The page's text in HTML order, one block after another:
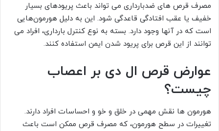
مصرف قرص های ضدبارداری می تواند باعث پریودهای بسیار
خفیف یا عقب افتادگی قاعدگی شود. این به دلیل هورمون‌هایی
است که در آنها وجود دارد. بسته به نوع کنترل بارداری، افراد می
توانند از این قرص برای پریود شدن ایمن استفاده کنند.
عوارض قرص ال دی بر اعصاب
چیست؟
هورمون ها نقش مهمی در خلق و خو و احساسات افراد دارند.
تغییرات در سطح هورمون، که مصرف قرص ممکن است باعث